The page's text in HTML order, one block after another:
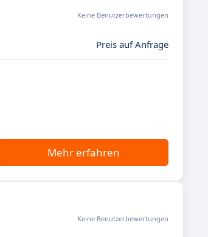
Keine Benutzerbewertungen
Preis auf Anfrage
Mehr erfahren
Keine Benutzerbewertungen